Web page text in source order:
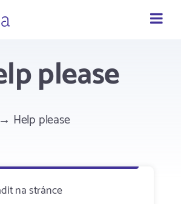
please
Help please
na stránce